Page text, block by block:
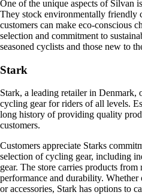
One of the unique aspects of Silvan
They stock environmentally friendly
customers can make eco-conscious
selection and commitment to
seasoned cyclists and those new to
Stark
Stark, a leading retailer in Denmark,
cycling gear for riders of all levels.
long history of providing quality
customers.
Customers appreciate Starks
selection of cycling gear, including
gear. The store carries products
performance and durability. Whether
or accessories, Stark has options to